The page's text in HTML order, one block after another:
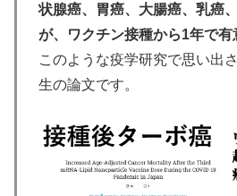
状腺癌、胃癌、大腸癌、乳癌
が、ワクチン接種から1年で有
このような疫学研究で思い出
生の論文です。